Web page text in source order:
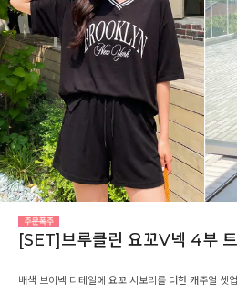
[SET]브루클린 요꼬V넥 4부
배색 브이넥 디테일에 요꼬 시보리를 더한 캐주얼 셋업